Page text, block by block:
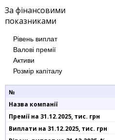
За фінансовими
показниками
Рівень виплат
Валові премії
Активи
Розмір капіталу